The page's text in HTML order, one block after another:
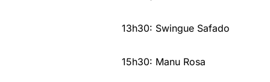
13h30: Swingue Safado
15h30: Manu Rosa